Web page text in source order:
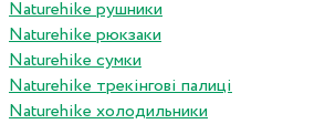
Naturehike рушники
Naturehike рюкзаки
Naturehike сумки
Naturehike трекінгові палиці
Naturehike холодильники